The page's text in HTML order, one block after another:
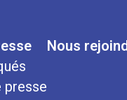
presse
Nous